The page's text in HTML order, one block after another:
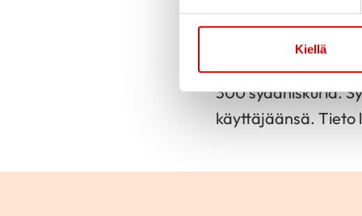
Kiellä
väkeä
omat elvytystaidot.
miltei
300 sydäniskuria.
käyttäjäänsä. Tieto